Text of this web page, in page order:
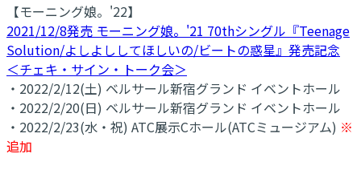
【モーニング娘。'22】
2021/12/8発売 モーニング娘。'21 70thシングル『Teenage
Solution/よしよししてほしいの/ビートの惑星』発売記念
＜チェキ・サイン・トーク会＞
・2022/2/12(土) ベルサール新宿グランド イベントホール
・2022/2/20(日) ベルサール新宿グランド イベントホール
・2022/2/23(水・祝) ATC展示Cホール(ATCミュージアム) ※
追加